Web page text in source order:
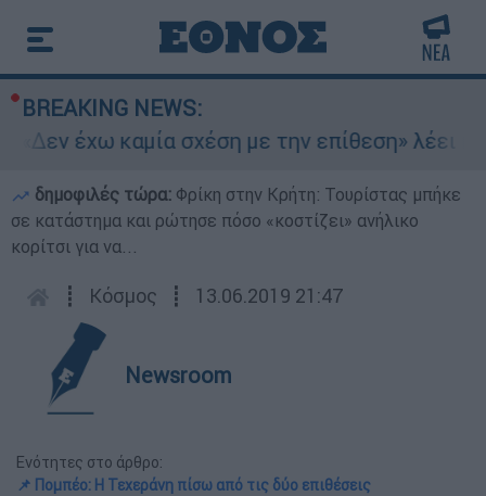
BREAKING NEWS:
έχω καμία σχέση με την επίθεση» λέει η
δημοφιλές τώρα: Φρίκη στην Κρήτη: Τουρίστας μπήκε
σε κατάστημα και ρώτησε πόσο «κοστίζει» ανήλικο
κορίτσι για να...
┋ Κόσμος ┋ 13.06.2019 21:47
Newsroom
Ενότητες στο άρθρο:
📌 Πομπέο: Η Τεχεράνη πίσω από τις δύο επιθέσεις